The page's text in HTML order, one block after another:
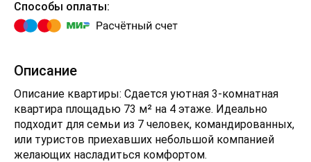
Способы оплаты:
Описание
Описание квартиры: Сдается уютная 3-комнатная
квартира площадью 73 м² на 4 этаже. Идеально
подходит для семьи из 7 человек, командированных,
или туристов приехавших небольшой компанией
желающих насладиться комфортом.